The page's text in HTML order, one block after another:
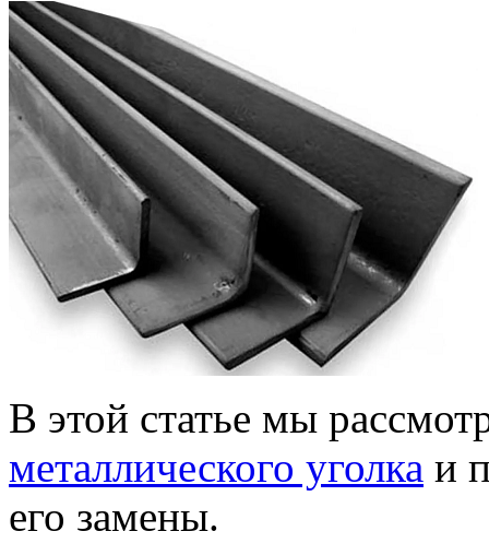
В этой статье мы
металлического уголка и
его замены.